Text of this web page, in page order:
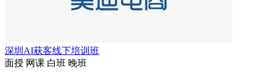
深圳AI获客线下培训班
面授 网课 白班 晚班